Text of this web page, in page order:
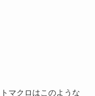
マクロはこのような